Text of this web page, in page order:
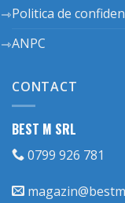
Politica de
ANPC
CONTACT
BEST M SRL
0799 926 781